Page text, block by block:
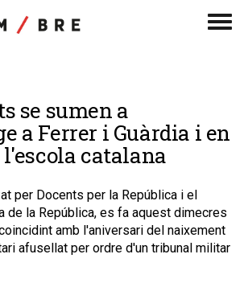
se sumen a
a Ferrer i Guàrdia i en
l'escola catalana
per Docents per la República i el
de la República, es fa aquest dimecres
amb l'aniversari del naixement
afusellat per ordre d'un tribunal militar